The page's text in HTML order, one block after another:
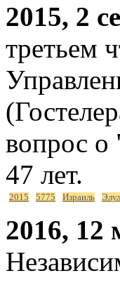
2015, 2
третьем
вопрос о
47 лет.
2015 5775 Израиль Элул
2016, 12